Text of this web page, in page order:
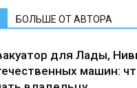
БОЛЬШЕ ОТ АВТОРА
для Лады,
машин: